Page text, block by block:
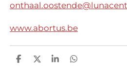
www.abortus.be
D
D
S
D